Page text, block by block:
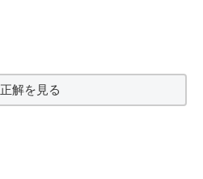
正解を見る